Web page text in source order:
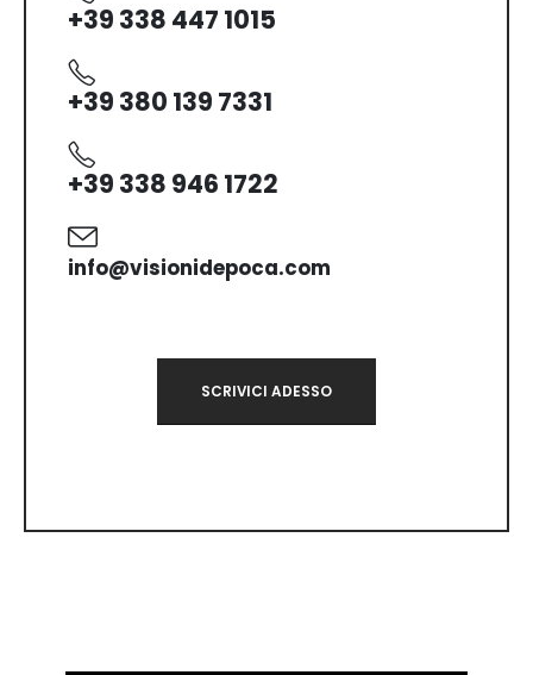
+39 338 447 1015
+39 380 139 7331
+39 338 946 1722
info@visionidepoca.com
SCRIVICI ADESSO